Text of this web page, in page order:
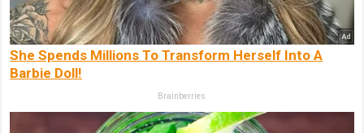
She Spends Millions To Transform Herself Into A
Barbie Doll!
Brainberries